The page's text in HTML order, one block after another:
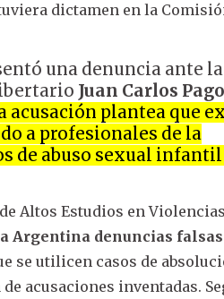
dictamen en la
una denuncia ante la
Juan Carlos
acusación plantea que
a profesionales de la
de abuso sexual
Altos Estudios en
Argentina denuncias
se utilicen casos de
acusaciones inventadas.